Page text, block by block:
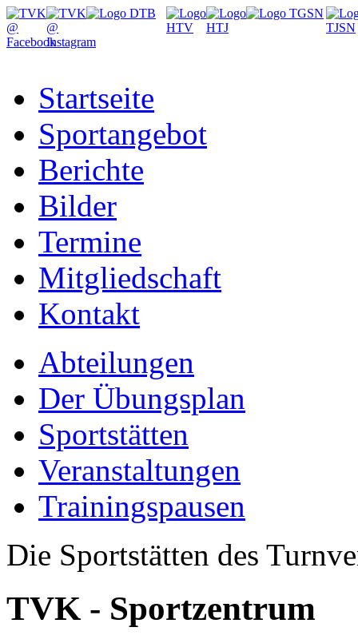
Startseite
Sportangebot
Berichte
Bilder
Termine
Mitgliedschaft
Kontakt
Abteilungen
Der Übungsplan
Sportstätten
Veranstaltungen
Trainingspausen
Die Sportstätten des
TVK - Sportzentrum